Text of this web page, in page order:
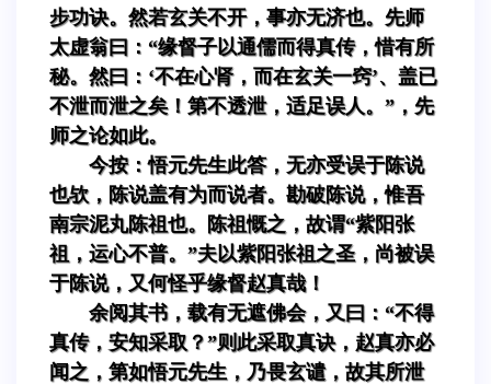
步功诀。然若玄关不开，事亦无济也。先师
太虚翁曰：“缘督子以通儒而得真传，惜有所
秘。然曰：‘不在心肾，而在玄关一窍’、盖已
不泄而泄之矣！第不透泄，适足误人。”，先
师之论如此。
今按：悟元先生此答，无亦受误于陈说
也欤，陈说盖有为而说者。勘破陈说，惟吾
南宗泥丸陈祖也。陈祖慨之，故谓“紫阳张
祖，运心不普。”夫以紫阳张祖之圣，尚被误
于陈说，又何怪乎缘督赵真哉！
余阅其书，载有无遮佛会，又曰：“不得
真传，安知采取？”则此采取真诀，赵真亦必
闻之，第如悟元先生，乃畏玄谴，故其所泄